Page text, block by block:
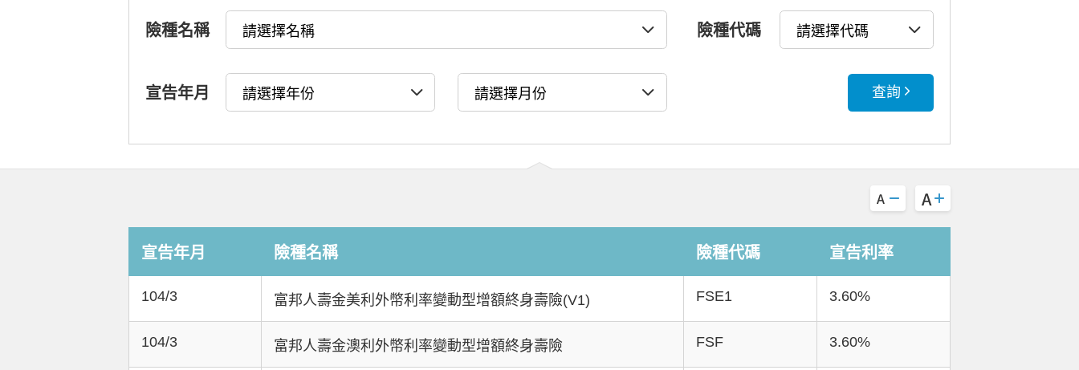
險種名稱 險種代碼
宣告年月 查詢
宣告年月 險種名稱 險種代碼 宣告利率
104/3 富邦人壽金美利外幣利率變動型增額終身壽險(V1) FSE1 3.60%
104/3 富邦人壽金澳利外幣利率變動型增額終身壽險 FSF 3.60%